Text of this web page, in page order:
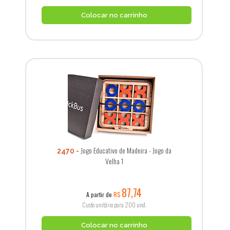
Colocar no carrinho
2470
Jogo Educativo de Madeira - Jogo da
Velha 1
A partir deR$ 87,74
Custo unitário para 200 und.
Colocar no carrinho